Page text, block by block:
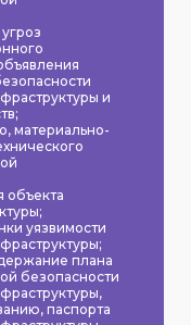
и
материально-
объекта
уязвимости
плана
безопасности
паспорта